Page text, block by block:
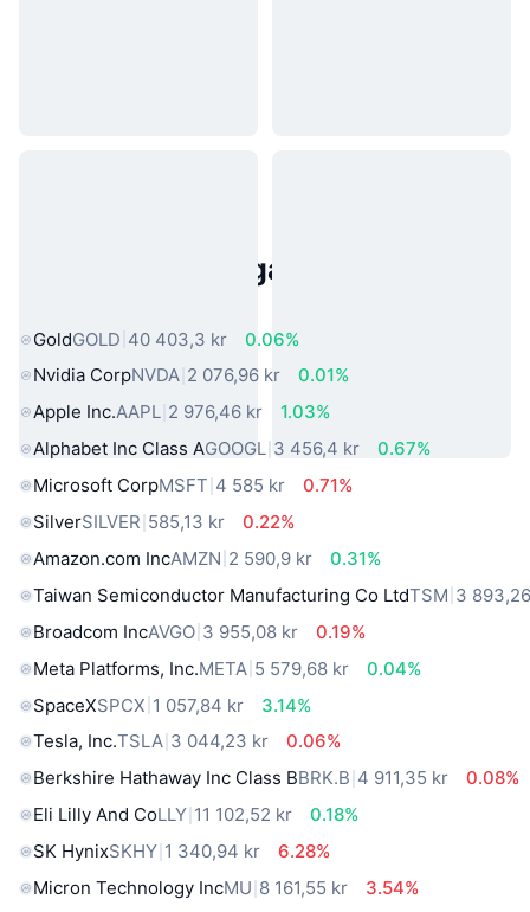
Populära tillgångar från den
GoldGOLD 40 403,3 kr
0.06%
Nvidia CorpNVDA 2 076,96 kr
0.01%
Apple Inc.AAPL 2 976,46 kr
1.03%
Alphabet Inc Class AGOOGL 3 456,4 kr
0.67%
Microsoft CorpMSFT 4 585 kr
0.71%
SilverSILVER 585,13 kr
0.22%
Amazon.com IncAMZN 2 590,9 kr
0.31%
Taiwan Semiconductor Manufacturing Co LtdTSM 3
Broadcom IncAVGO 3 955,08 kr
0.19%
Meta Platforms, Inc.META 5 579,68 kr
0.04%
SpaceXSPCX 1 057,84 kr
3.14%
Tesla, Inc.TSLA 3 044,23 kr
0.06%
Berkshire Hathaway Inc Class BBRK.B 4 911,35 kr
0.08%
Eli Lilly And CoLLY 11 102,52 kr
0.18%
SK HynixSKHY 1 340,94 kr
6.28%
Micron Technology IncMU 8 161,55 kr
3.54%